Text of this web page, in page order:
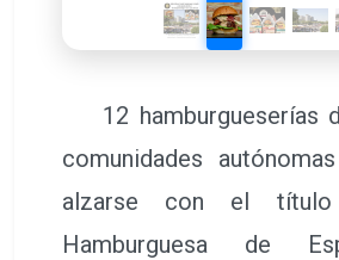
12 hamburgueserías
comunidades
alzarse con el
Hamburguesa de